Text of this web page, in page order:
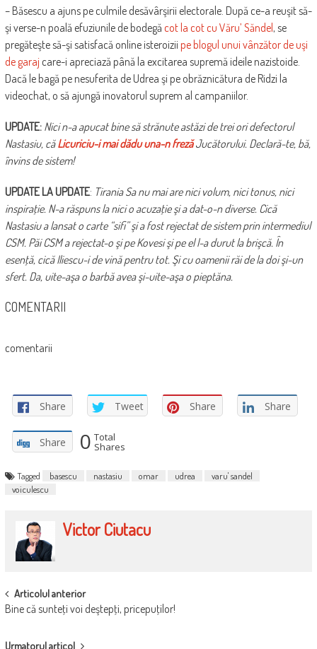
– Băsescu a ajuns pe culmile desăvârşirii electorale. După ce-a reuşit să-
şi verse-n poală efuziunile de bodegă cot la cot cu Văru’ Săndel, se
pregăteşte să-şi satisfacă online isteroizii pe blogul unui vânzător de uşi
de garaj care-i apreciază până la excitarea supremă ideile nazistoide.
Dacă le bagă pe nesuferita de Udrea şi pe obrăznicătura de Ridzi la
videochat, o să ajungă inovatorul suprem al campaniilor.
UPDATE: Nici n-a apucat bine să strănute astăzi de trei ori defectorul
Nastasiu, căLicuriciu-i mai dădu una-n freză Jucătorului. Declară-te, bă,
învins de sistem!
UPDATE LA UPDATE: Tirania Sa nu mai are nici volum, nici tonus, nici
inspiraţie. N-a răspuns la nici o acuzaţie şi a dat-o-n diverse. Cică
Nastasiu a lansat o carte “sifi” şi a fost rejectat de sistem prin intermediul
CSM. Păi CSM a rejectat-o şi pe Kovesi şi pe el l-a durut la brişcă. În
esenţă, cică Iliescu-i de vină pentru tot. Şi cu oamenii răi de la doi şi-un
sfert. Da, uite-aşa o barbă avea şi-uite-aşa o pieptăna.
COMENTARII
comentarii
Share Tweet Share Share
Share 0 Total
Shares
Tagged basescu nastasiu omar udrea
varu' sandel
voiculescu
Victor Ciutacu
POST
NAVIGATION
Articolul anterior
Bine că sunteţi voi deştepţi, pricepuţilor!
Urmatorul articol